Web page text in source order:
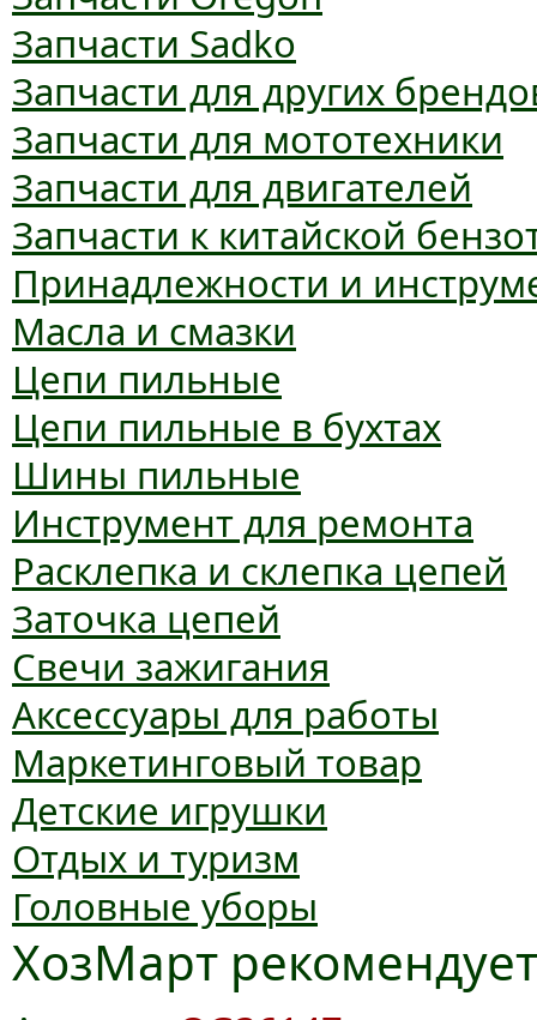
Запчасти Sadko
Запчасти для других
Запчасти для мототехники
Запчасти для двигателей
Запчасти к китайской
Принадлежности и
Масла и смазки
Цепи пильные
Цепи пильные в бухтах
Шины пильные
Инструмент для ремонта
Расклепка и склепка цепей
Заточка цепей
Свечи зажигания
Аксессуары для работы
Маркетинговый товар
Детские игрушки
Отдых и туризм
Головные уборы
ХозМарт рекомендует